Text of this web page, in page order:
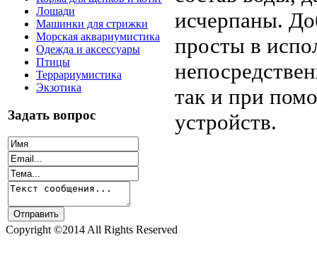
Лошади
Машинки для стрижки
Морская аквариумистика
Одежда и аксессуары
Птицы
Террариумистика
Экзотика
Задать вопрос
исчерпаны.
просты в
так и при
устройств.
Copyright ©2014 All Rights Reserved